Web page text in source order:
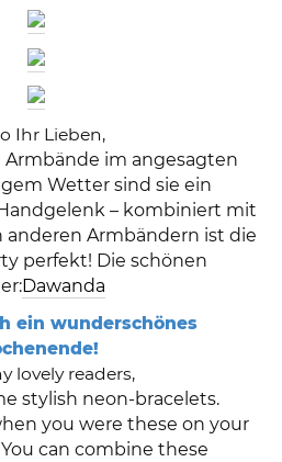
Ihr Lieben,
Armbände im angesagten
Wetter sind sie ein
– kombiniert mit
anderen Armbändern ist die
perfekt! Die schönen
Dawanda
ein wunderschönes
lovely readers,
stylish neon-bracelets.
you were these on your
can combine these